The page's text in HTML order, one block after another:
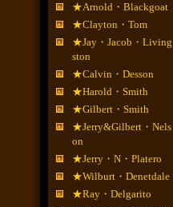
★Arnold・Blackgoat
★Clayton・Tom
★Jay・Jacob・Living
ston
★Calvin・Desson
★Harold・Smith
★Gilbert・Smith
★Jerry&Gilbert・Nels
on
★Jerry・N・Platero
★Wilburt・Denetdale
★Ray・Delgarito